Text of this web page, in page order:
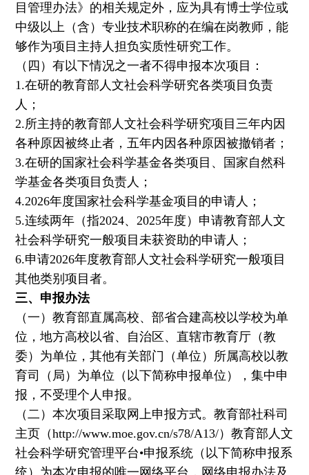
目管理办法》的相关规定外，应为具有博士学位或
中级以上（含）专业技术职称的在编在岗教师，能
够作为项目主持人担负实质性研究工作。
（四）有以下情况之一者不得申报本次项目：
1.在研的教育部人文社会科学研究各类项目负责
人；
2.所主持的教育部人文社会科学研究项目三年内因
各种原因被终止者，五年内因各种原因被撤销者；
3.在研的国家社会科学基金各类项目、国家自然科
学基金各类项目负责人；
4.2026年度国家社会科学基金项目的申请人；
5.连续两年（指2024、2025年度）申请教育部人文
社会科学研究一般项目未获资助的申请人；
6.申请2026年度教育部人文社会科学研究一般项目
其他类别项目者。
三、申报办法
（一）教育部直属高校、部省合建高校以学校为单
位，地方高校以省、自治区、直辖市教育厅（教
委）为单位，其他有关部门（单位）所属高校以教
育司（局）为单位（以下简称申报单位），集中申
报，不受理个人申报。
（二）本次项目采取网上申报方式。教育部社科司
主页（http://www.moe.gov.cn/s78/A13/）教育部人文
社会科学研究管理平台•申报系统（以下简称申报系
统）为本次申报的唯一网络平台，网络申报办法及